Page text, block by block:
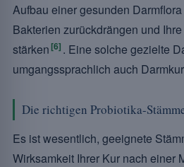
Aufbau einer gesunden
Bakterien zurückdrängen und
stärken [6] . Eine solche gezielte
umgangssprachlich auch
Die richtigen Probiotika-
Es ist wesentlich, geeignete
Wirksamkeit Ihrer Kur nach einer